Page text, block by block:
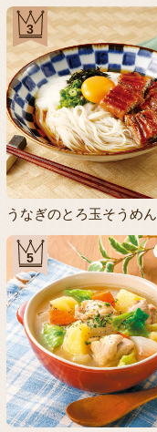
3
うなぎのとろ玉そうめん
5